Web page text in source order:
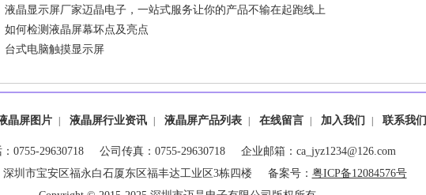
液晶显示屏厂家迈晶电子，一站式服务让你的产品不输在起跑线上
如何检测液晶屏幕坏点及亮点
台式电脑触摸显示屏
晶屏图片 液晶屏行业资讯 液晶屏产品列表 在线留言 加入我们 联系我们
0755-29630718 公司传真：0755-29630718 企业邮箱：ca_jyz1234@126.com
深圳市宝安区福永白石厦东区福丰达工业区3栋四楼 备案号： 粤ICP备12084576号